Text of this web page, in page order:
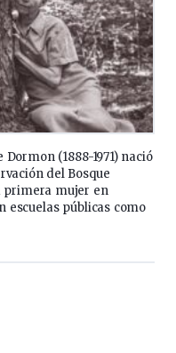
(1888-1971) nació
del Bosque
primera mujer en
escuelas públicas como